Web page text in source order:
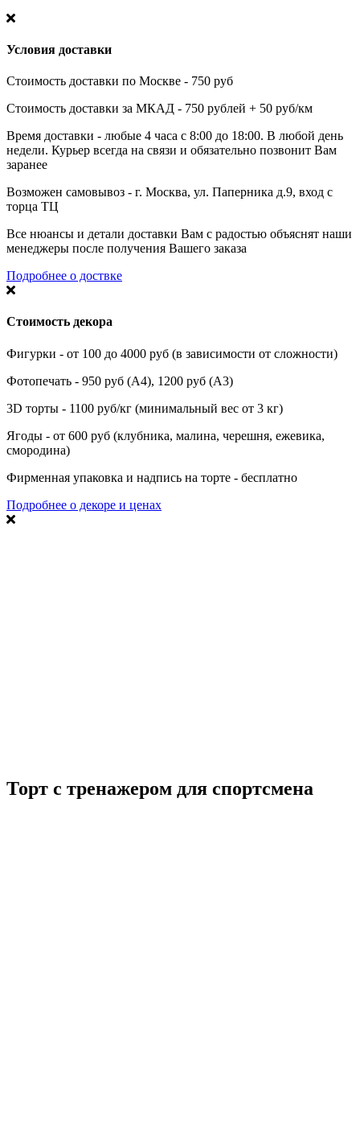
Условия доставки
Стоимость доставки по Москве - 750 руб
Стоимость доставки за МКАД - 750 рублей + 50 руб/км
Время доставки - любые 4 часа с 8:00 до 18:00. В любой день
недели. Курьер всегда на связи и обязательно позвонит Вам
заранее
Возможен самовывоз - г. Москва, ул. Паперника д.9, вход с
торца ТЦ
Все нюансы и детали доставки Вам с радостью объяснят наши
менеджеры после получения Вашего заказа
Подробнее о доствке
Стоимость декора
Фигурки - от 100 до 4000 руб (в зависимости от сложности)
Фотопечать - 950 руб (А4), 1200 руб (А3)
3D торты - 1100 руб/кг (минимальный вес от 3 кг)
Ягоды - от 600 руб (клубника, малина, черешня, ежевика,
смородина)
Фирменная упаковка и надпись на торте - бесплатно
Подробнее о декоре и ценах
Торт с тренажером для спортсмена